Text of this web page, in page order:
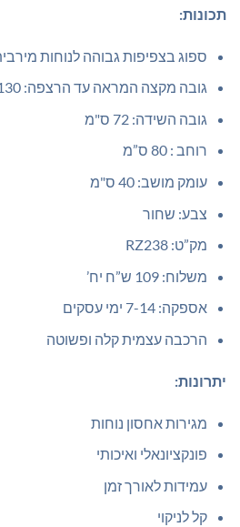
תכונות:
ספוג בצפיפות גבוהה לנוחות
גובה מקצה המראה עד הרצפה: 130 ס”מ
גובה השידה: 72 ס"מ
רוחב : 80 ס”מ
עומק מושב: 40 ס"מ
צבע: שחור
מק”ט: RZ238
משלוח: 109 ש”ח יח’
אספקה: 7-14 ימי עסקים
הרכבה עצמית קלה ופשוטה
יתרונות:
מגירות אחסון נוחות
פונקציונאלי ואיכותי
עמידות לאורך זמן
קל לניקוי